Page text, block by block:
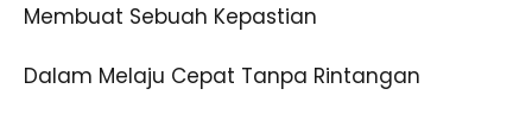
Membuat Sebuah Kepastian
Dalam Melaju Cepat Tanpa Rintangan